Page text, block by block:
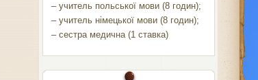
– учитель польської мови (8 годин);
– учитель німецької мови (8 годин);
– сестра медична (1 ставка)